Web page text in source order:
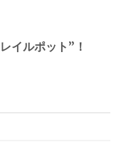
イルポット”！